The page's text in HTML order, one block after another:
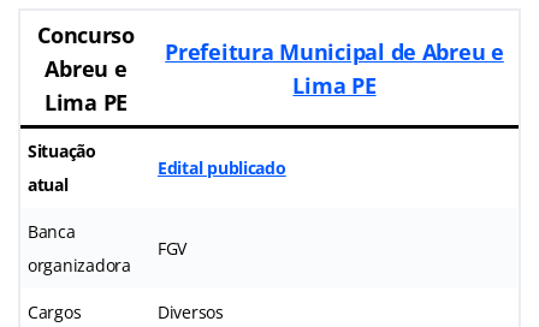
Concurso
Abreu e
Lima PE
Prefeitura Municipal de Abreu e
Lima PE
Situação
atual
Edital publicado
Banca
organizadora
FGV
Cargos Diversos